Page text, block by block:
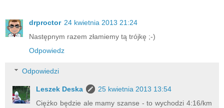
drproctor 24 kwietnia 2013 21:24
Następnym razem złamiemy tą trójkę ;-)
Odpowiedz
Odpowiedzi
Leszek Deska
25 kwietnia 2013 13:54
Ciężko będzie ale mamy szanse - to wychodzi 4:16/km